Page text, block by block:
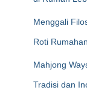
Menggali
Roti Rumahan
Mahjong
Tradisi dan